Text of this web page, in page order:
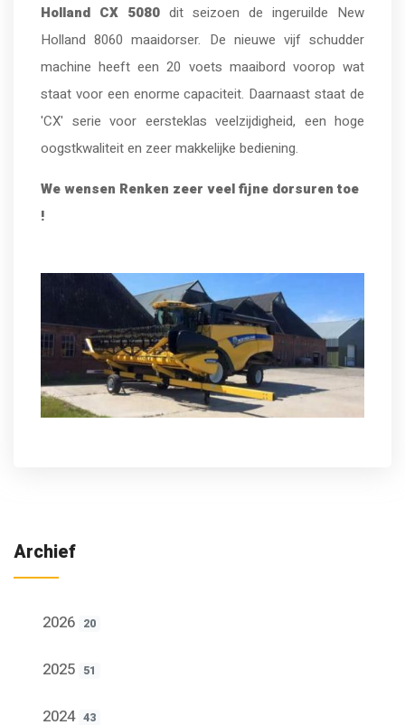
Holland CX 5080 dit seizoen de ingeruilde New
Holland 8060 maaidorser. De nieuwe vijf schudder
machine heeft een 20 voets maaibord voorop wat
staat voor een enorme capaciteit. Daarnaast staat de
'CX' serie voor eersteklas veelzijdigheid, een hoge
oogstkwaliteit en zeer makkelijke bediening.
We wensen Renken zeer veel fijne dorsuren toe
!
Archief
2026 20
2025 51
2024 43